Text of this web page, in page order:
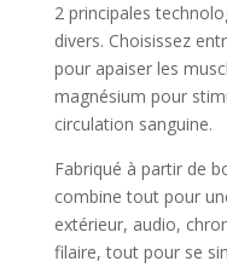
2 principales
divers. Choisissez
pour apaiser les
magnésium pour
circulation sanguine.
Fabriqué à partir de
combine tout pour
extérieur, audio,
filaire, tout pour se